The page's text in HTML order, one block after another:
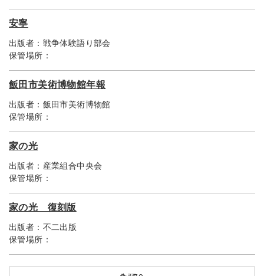
安寧
出版者： 戦争体験語り部会
保管場所：
飯田市美術博物館年報
出版者： 飯田市美術博物館
保管場所：
家の光
出版者： 産業組合中央会
保管場所：
家の光 復刻版
出版者： 不二出版
保管場所：